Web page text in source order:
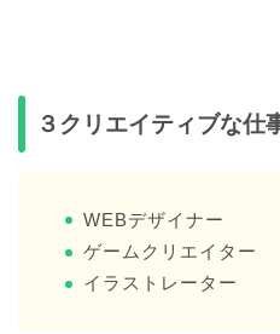
３クリエイティブな仕
WEBデザイナー
ゲームクリエイター
イラストレーター